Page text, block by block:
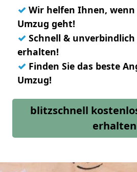
✓ Wir helfen Ihnen,
Umzug geht!
✓ Schnell &
erhalten!
✓ Finden Sie das beste
Umzug!
blitzschnell
erhalten